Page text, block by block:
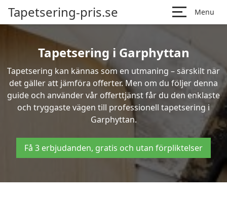
Tapetsering-pris.se Menu
Tapetsering i Garphyttan
Tapetsering kan kännas som en utmaning – särskilt när
det gäller att jämföra offerter. Men om du följer denna
guide och använder vår offerttjänst får du den enklaste
och tryggaste vägen till professionell tapetsering i
Garphyttan.
Få 3 erbjudanden, gratis och utan förpliktelser